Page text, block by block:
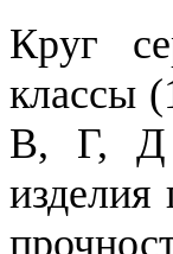
Круг
классы
В, Г, Д
изделия